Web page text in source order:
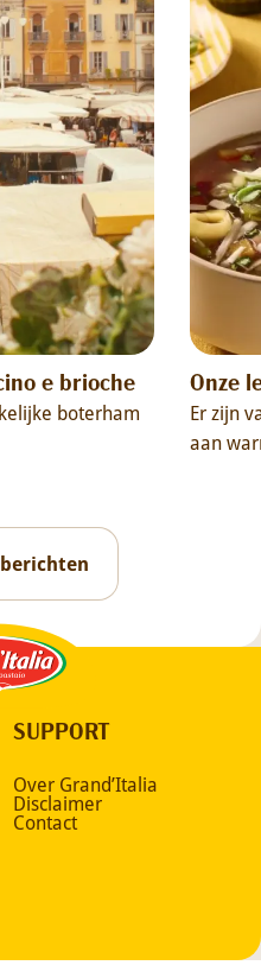
e brioche
boterham
Onze
Er zijn
aan
SUPPORT
Over Grand’Italia
Disclaimer
Contact